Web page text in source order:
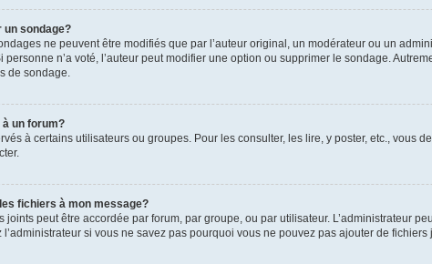
un sondage?
ne peuvent être modifiés que par l’auteur original, un modérateur ou un
n’a voté, l’auteur peut modifier une option ou supprimer le sondage.
de sondage.
un forum?
à certains utilisateurs ou groupes. Pour les consulter, les lire, y poster, etc.,
fichiers à mon message?
joints peut être accordée par forum, par groupe, ou par utilisateur. L’administrateur
si vous ne savez pas pourquoi vous ne pouvez pas ajouter de fichiers